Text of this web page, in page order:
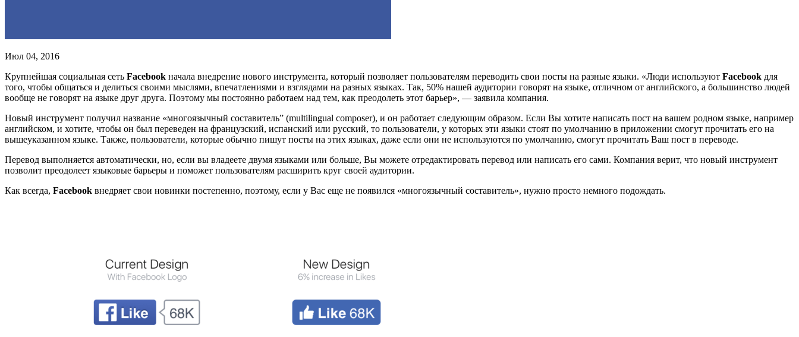
Июл 04, 2016
Крупнейшая социальная сеть Facebook начала внедрение нового инструмента, который позволяет пользователям переводить свои посты на разные языки. «Люди используют Facebook для
того, чтобы общаться и делиться своими мыслями, впечатлениями и взглядами на разных языках. Так, 50% нашей аудитории говорят на языке, отличном от английского, а большинство людей
вообще не говорят на языке друг друга. Поэтому мы постоянно работаем над тем, как преодолеть этот барьер», — заявила компания.
Новый инструмент получил название «многоязычный составитель” (multilingual composer), и он работает следующим образом. Если Вы хотите написать пост на вашем родном языке, например
английском, и хотите, чтобы он был переведен на французский, испанский или русский, то пользователи, у которых эти языки стоят по умолчанию в приложении смогут прочитать его на
вышеуказанном языке. Также, пользователи, которые обычно пишут посты на этих языках, даже если они не используются по умолчанию, смогут прочитать Ваш пост в переводе.
Перевод выполняется автоматически, но, если вы владеете двумя языками или больше, Вы можете отредактировать перевод или написать его сами. Компания верит, что новый инструмент
позволит преодолеет языковые барьеры и поможет пользователям расширить круг своей аудитории.
Как всегда, Facebook внедряет свои новинки постепенно, поэтому, если у Вас еще не появился «многоязычный составитель», нужно просто немного подождать.